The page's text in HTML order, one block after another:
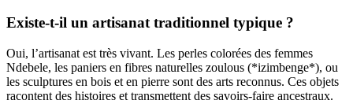
Existe-t-il un artisanat traditionnel typique ?
Oui, l’artisanat est très vivant. Les perles colorées des femmes
Ndebele, les paniers en fibres naturelles zoulous (*izimbenge*), ou
les sculptures en bois et en pierre sont des arts reconnus. Ces objets
racontent des histoires et transmettent des savoirs-faire ancestraux.